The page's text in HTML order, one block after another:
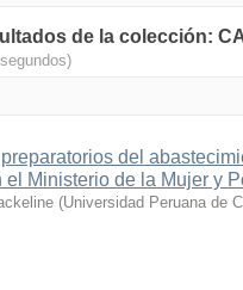
de la colección:
del
Ministerio de la Mujer y
(Universidad Peruana de